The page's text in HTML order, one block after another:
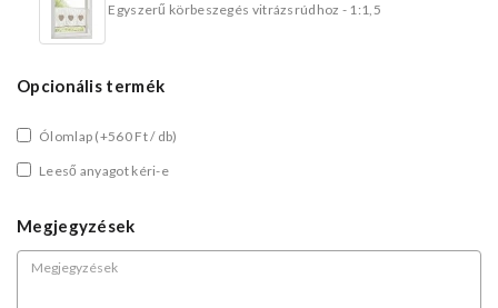
Egyszerű körbeszegés vitrázsrúdhoz - 1:1,5
Opcionális termék
Ólomlap (+560 Ft / db)
Leeső anyagot kéri-e
Megjegyzések